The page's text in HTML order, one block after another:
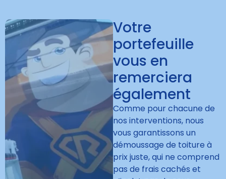
Votre
portefeuille
vous en
remerciera
également
Comme pour chacune de
nos interventions, nous
vous garantissons un
démoussage de toiture à
prix juste, qui ne comprend
pas de frais cachés et